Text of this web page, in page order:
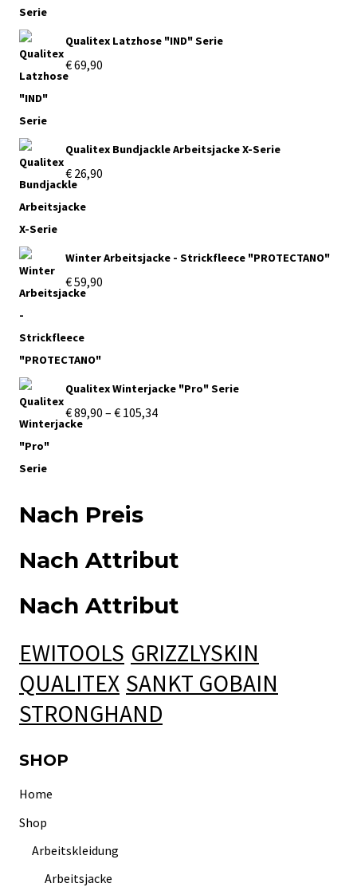
werden
Qualitex Latzhose "IND" Serie
€69,90
Qualitex Bundjackle Arbeitsjacke X-Serie
€ 26,90
Winter Arbeitsjacke - Strickfleece "PROTECTANO"
€59,90
Qualitex Winterjacke "Pro" Serie
€89,90 – € 105,34Preisspanne:
Nach Preis
Nach Attribut
Nach Attribut
EWITOOLS GRIZZLYSKIN
QUALITEX SANKT GOBAIN
STRONGHAND
SHOP
Home
Shop
Arbeitskleidung
Arbeitsjacke